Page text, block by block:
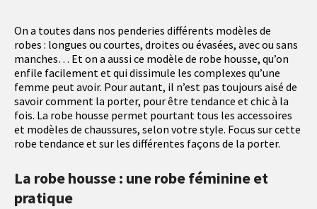
On a toutes dans nos penderies différents modèles de
robes : longues ou courtes, droites ou évasées, avec ou sans
manches… Et on a aussi ce modèle de robe housse, qu’on
enfile facilement et qui dissimule les complexes qu’une
femme peut avoir. Pour autant, il n’est pas toujours aisé de
savoir comment la porter, pour être tendance et chic à la
fois. La robe housse permet pourtant tous les accessoires
et modèles de chaussures, selon votre style. Focus sur cette
robe tendance et sur les différentes façons de la porter.
La robe housse : une robe féminine et
pratique